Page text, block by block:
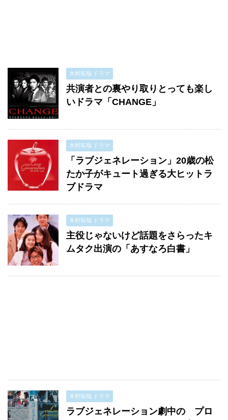
木村拓哉 ドラマ
共演者との裏やり取りとっても楽し
いドラマ「CHANGE」
木村拓哉 ドラマ
「ラブジェネレーション」20歳の松
たか子がキュート過ぎる大ヒットラ
ブドラマ
木村拓哉 ドラマ
主役じゃないけど話題をさらったキ
ムタク出演の「あすなろ白書」
木村拓哉 ドラマ
ラブジェネレーション劇中の プロ